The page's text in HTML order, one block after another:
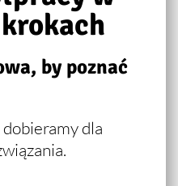
by poznać
dla